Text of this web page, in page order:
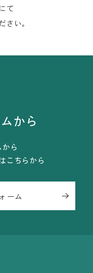
て
さい。
から
ら
こちらから
ーム